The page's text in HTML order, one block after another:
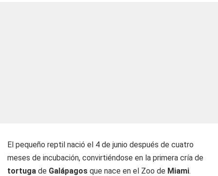
El pequeño reptil nació el 4 de junio después de cuatro
meses de incubación, convirtiéndose en la primera cría de
tortuga de Galápagos que nace en el Zoo de Miami.